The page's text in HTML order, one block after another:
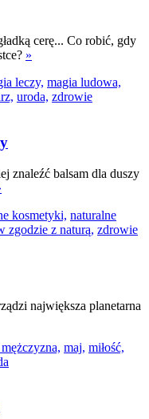
cerę... Co robić, gdy
»
leczy, magia ludowa,
uroda, zdrowie
znaleźć balsam dla duszy
kosmetyki, naturalne
zgodzie z naturą, zdrowie
największa planetarna
maj, miłość,